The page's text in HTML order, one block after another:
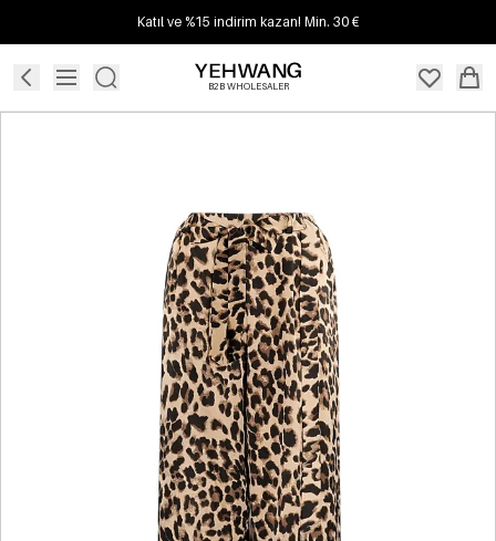
Katıl ve %15 indirim kazan! Min. 30 €
B2B WHOLESALER